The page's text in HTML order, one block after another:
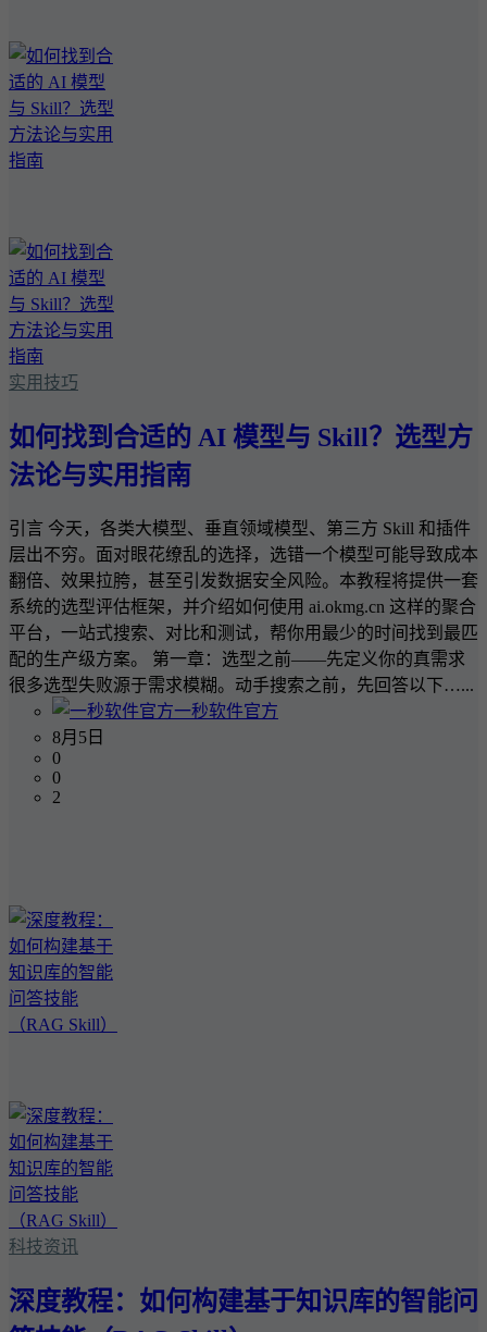
实用技巧
如何找到合适的 AI 模型与 Skill？选型方
法论与实用指南
引言 今天，各类大模型、垂直领域模型、第三方 Skill 和插件
层出不穷。面对眼花缭乱的选择，选错一个模型可能导致成本
翻倍、效果拉胯，甚至引发数据安全风险。本教程将提供一套
系统的选型评估框架，并介绍如何使用 ai.okmg.cn 这样的聚合
平台，一站式搜索、对比和测试，帮你用最少的时间找到最匹
配的生产级方案。 第一章：选型之前——先定义你的真需求
很多选型失败源于需求模糊。动手搜索之前，先回答以下…...
一秒软件官方
8月5日
0
0
2
科技资讯
深度教程：如何构建基于知识库的智能问